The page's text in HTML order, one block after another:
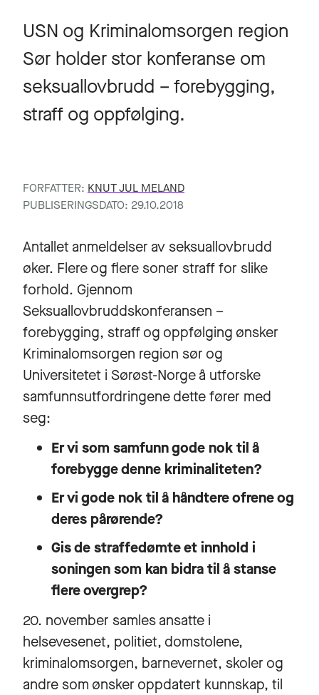
USN og Kriminalomsorgen region
Sør holder stor konferanse om
seksuallovbrudd – forebygging,
straff og oppfølging.
FORFATTER: KNUT JUL MELAND
PUBLISERINGSDATO: 29.10.2018
Antallet anmeldelser av seksuallovbrudd
øker. Flere og flere soner straff for slike
forhold. Gjennom
Seksuallovbruddskonferansen –
forebygging, straff og oppfølging ønsker
Kriminalomsorgen region sør og
Universitetet i Sørøst-Norge å utforske
samfunnsutfordringene dette fører med
seg:
Er vi som samfunn gode nok til å
forebygge denne kriminaliteten?
Er vi gode nok til å håndtere ofrene og
deres pårørende?
Gis de straffedømte et innhold i
soningen som kan bidra til å stanse
flere overgrep?
20. november samles ansatte i
helsevesenet, politiet, domstolene,
kriminalomsorgen, barnevernet, skoler og
andre som ønsker oppdatert kunnskap, til